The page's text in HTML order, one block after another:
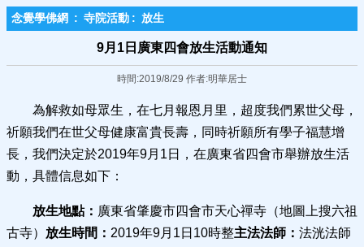
念覺學佛網 : 寺院活動 : 放生
9月1日廣東四會放生活動通知
時間:2019/8/29 作者:明華居士
為解救如母眾生，在七月報恩月里，超度我們累世父母，
祈願我們在世父母健康富貴長壽，同時祈願所有學子福慧增
長，我們決定於2019年9月1日，在廣東省四會市舉辦放生活
動，具體信息如下：
放生地點： 廣東省肇慶市四會市天心禪寺（地圖上搜六祖
古寺） 放生時間： 2019年9月1日10時整主法法師： 法洸法師